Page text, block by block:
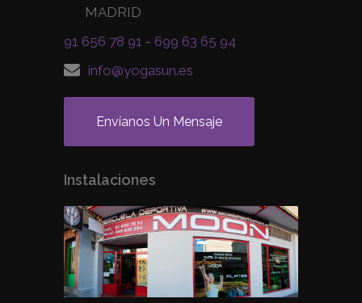
MADRID
91 656 78 91 - 699 63 65 94
info@yogasun.es
Envíanos Un Mensaje
Instalaciones